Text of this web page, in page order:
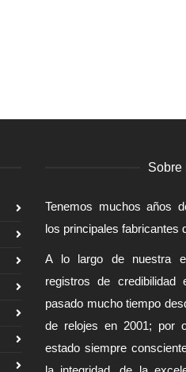
Sobre
Tenemos muchos años
los principales fabricantes
A lo largo de nuestra
registros de
pasado mucho tiempo
de relojes en 2001; por
estado siempre